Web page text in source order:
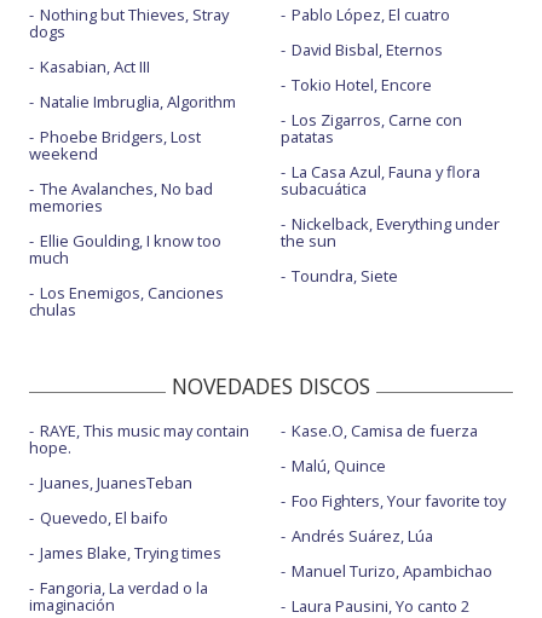
Don't feel like feeling sad today - Sad version
Fleabag - Live at The Whisky a Go Go
Fleabag - MTV EMAs 2021
Fleabag - Reading 2021
God save me, but don't drown me out
Happier - BBC Radio 1 Live Lounge
Happier - con Oli Sykes
Hated
Hello heaven, hello
Hello heaven, hello - From the Blacklodge
Hello heaven, hello - The Jonathan Ross Show
I'm a mess - con Avril Lavigne
Love song - Live at Eastcote Studios
Nothing but Thieves, Stray
dogs
Kasabian, Act III
Natalie Imbruglia, Algorithm
Phoebe Bridgers, Lost
weekend
The Avalanches, No bad
memories
Ellie Goulding, I know too
much
Los Enemigos, Canciones
chulas
Pablo López, El cuatro
David Bisbal, Eternos
Tokio Hotel, Encore
Los Zigarros, Carne con
patatas
La Casa Azul, Fauna y flora
subacuática
Nickelback, Everything under
the sun
Toundra, Siete
NOVEDADES DISCOS
RAYE, This music may contain
hope.
Juanes, JuanesTeban
Quevedo, El baifo
James Blake, Trying times
Fangoria, La verdad o la
imaginación
Kase.O, Camisa de fuerza
Malú, Quince
Foo Fighters, Your favorite toy
Andrés Suárez, Lúa
Manuel Turizo, Apambichao
Laura Pausini, Yo canto 2